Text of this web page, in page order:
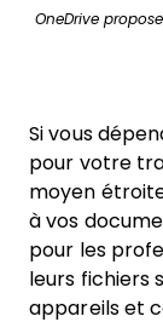
OneDrive
Si vous
pour votre
moyen
à vos
pour les
leurs fichiers
appareils et